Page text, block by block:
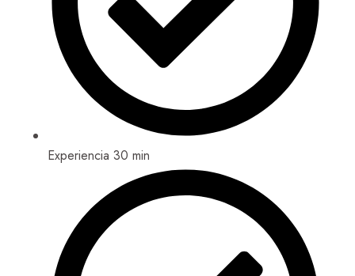
Experiencia 30 min